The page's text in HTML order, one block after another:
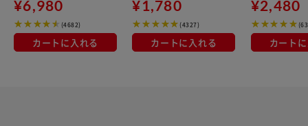
¥6,980
(4682)
カートに入れる
¥1,780
(4327)
カートに入れる
¥2,480
カート